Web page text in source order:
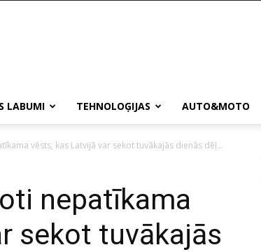
LABUMI TEHNOLOĢIJAS AUTO&MOTO
vēsts, kas Latvijā var sekot tuvākajās dienās dēļ...
nepatīkama
sekot tuvākajās